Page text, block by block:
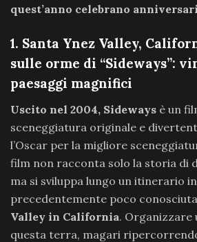
quest’anno celebrano
1. Santa Ynez Valley,
sulle orme di “Sideways”:
paesaggi magnifici
Uscito nel 2004, Sideways è un
sceneggiatura originale e
l’Oscar per la migliore
film non racconta solo la storia di
ma si sviluppa lungo un itinerario
precedentemente poco
Valley in California. Organizzare
questa terra, magari